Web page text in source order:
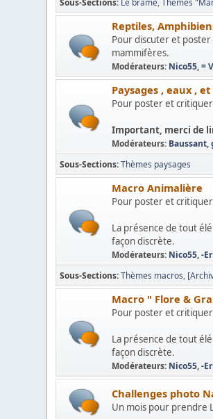
Sous-Sections Le brame Thèmes
Reptiles,
Pour discuter et
mammifères.
Modérateurs: Nico55,=
Paysages , eaux ,
Pour poster et
Important, merci de
Modérateurs: Baussant,
Sous-Sections Thèmes paysages
Macro Animalière
Pour poster et
La présence de tout
façon discrète.
Modérateurs: Nico55,-
Sous-Sections Thèmes macros
Macro " Flore &
Pour poster et
La présence de tout
façon discrète.
Modérateurs: Nico55,-
Challenges photo
Un mois pour prendre